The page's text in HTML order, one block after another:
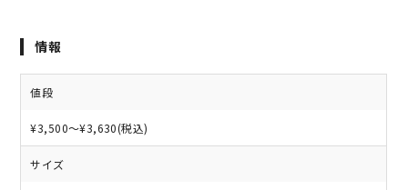
情報
値段
¥3,500～¥3,630(税込)
サイズ